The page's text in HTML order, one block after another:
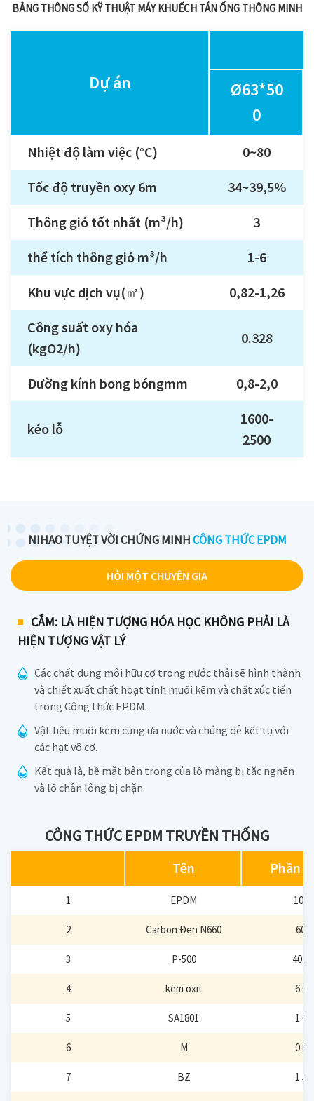
BẢNG THÔNG SỐ KỸ THUẬT MÁY KHUẾCH TÁN ỐNG THÔNG MINH
Dự án
Ø63*50
0
Nhiệt độ làm việc (°C)
0~80
Tốc độ truyền oxy 6m
34~39,5%
Thông gió tốt nhất (m³/h)
3
thể tích thông gió m³/h
1-6
Khu vực dịch vụ(㎡)
0,82-1,26
Công suất oxy hóa
(kgO2/h)
0.328
Đường kính bong bóngmm 0,8-2,0
kéo lỗ
1600-
2500
NIHAO TUYỆT VỜI CHỨNG MINHCÔNG THỨC EPDM
HỎI MỘT CHUYÊN GIA
CẮM: LÀ HIỆN TƯỢNG HÓA HỌC KHÔNG PHẢI LÀ
HIỆN TƯỢNG VẬT LÝ
Các chất dung môi hữu cơ trong nước thải sẽ hình thành
và chiết xuất chất hoạt tính muối kẽm và chất xúc tiến
trong Công thức EPDM.
Vật liệu muối kẽm cũng ưa nước và chúng dễ kết tụ với
các hạt vô cơ.
Kết quả là, bề mặt bên trong của lỗ màng bị tắc nghẽn
và lỗ chân lông bị chặn.
CÔNG THỨC EPDM TRUYỀN THỐNG
Tên Phần
1 EPDM 100
2 Carbon Đen N660 60
3 P-500 40.0
4 kẽm oxit 6.0
5 SA1801 1.0
6 M 0.8
7 BZ 1.5